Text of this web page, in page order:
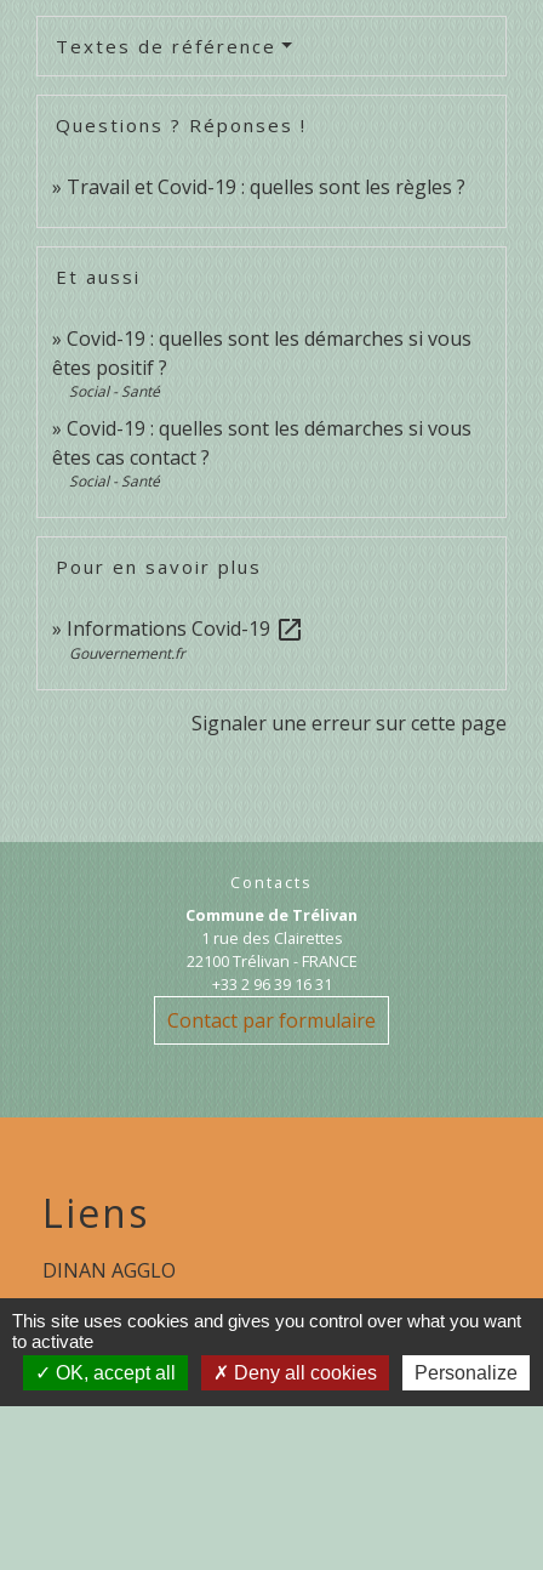
Textes de référence
Questions ? Réponses !
Travail et Covid-19 : quelles sont les règles ?
Et aussi
Covid-19 : quelles sont les démarches si vous
êtes positif ?
Social - Santé
Covid-19 : quelles sont les démarches si vous
êtes cas contact ?
Social - Santé
Pour en savoir plus
Informations Covid-19 open_in_new
Gouvernement.fr
Signaler une erreur sur cette page
Contacts
Commune de Trélivan
1 rue des Clairettes
22100 Trélivan - FRANCE
+33 2 96 39 16 31
Contact par formulaire
Liens
DINAN AGGLO
CINEMAS DINAN
COTES D'ARMOR
This site uses cookies and gives you control over what you want
to activate
OK, accept all
Deny all cookies Personalize